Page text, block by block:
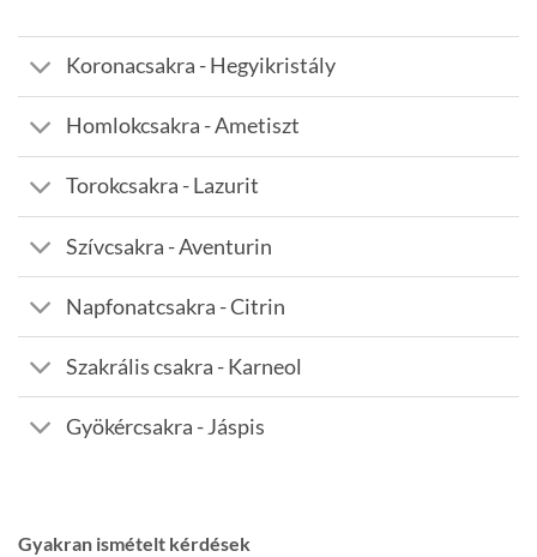
Koronacsakra - Hegyikristály
Homlokcsakra - Ametiszt
Torokcsakra - Lazurit
Szívcsakra - Aventurin
Napfonatcsakra - Citrin
Szakrális csakra - Karneol
Gyökércsakra - Jáspis
Gyakran ismételt kérdések